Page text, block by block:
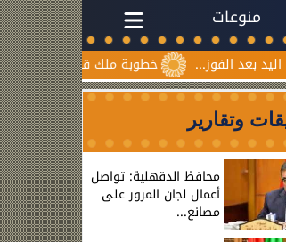
منوعات
خطوبة ملك قورة ويوسف عثمان.. احتفال
وتقارير
محافظ الدقهلية: تواصل
أعمال لجان المرور على
مصانع...